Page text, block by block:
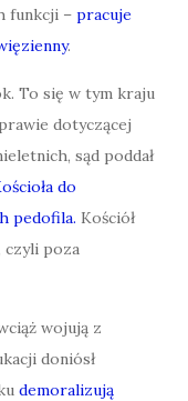
funkcji – pracuje
.
To się w tym kraju
dotyczącej
sąd poddał
do
pedofila. Kościół
czyli poza
wojują z
doniósł
demoralizują